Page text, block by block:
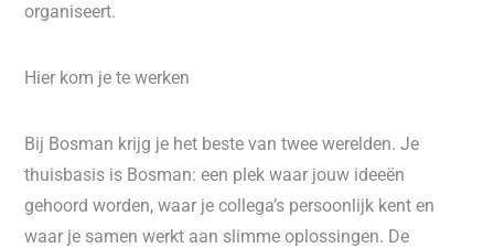
organiseert.
Hier kom je te werken
Bij Bosman krijg je het beste van twee werelden. Je
thuisbasis is Bosman: een plek waar jouw ideeën
gehoord worden, waar je collega’s persoonlijk kent en
waar je samen werkt aan slimme oplossingen. De